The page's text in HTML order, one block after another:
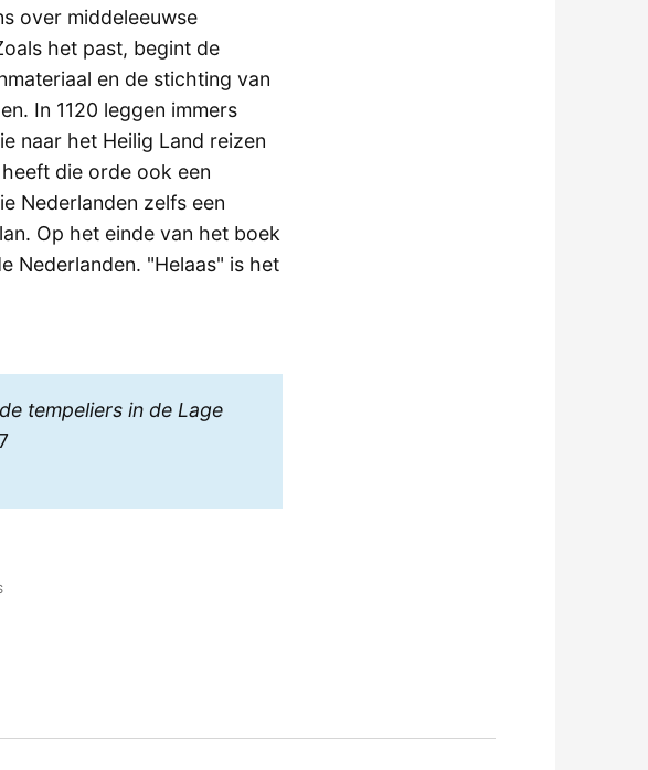
over middeleeuwse
het past, begint de
en de stichting van
In 1120 leggen immers
naar het Heilig Land reizen
die orde ook een
Nederlanden zelfs een
Op het einde van het boek
Nederlanden. "Helaas" is het
tempeliers in de Lage